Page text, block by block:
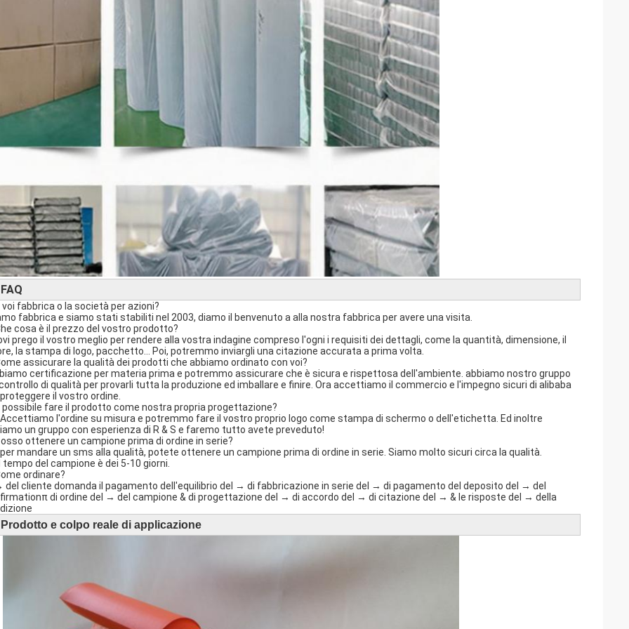
FAQ
voi fabbrica o la società per azioni?
fabbrica e siamo stati stabiliti nel 2003, diamo il benvenuto a alla nostra fabbrica per avere una visita.
cosa è il prezzo del vostro prodotto?
prego il vostro meglio per rendere alla vostra indagine compreso l'ogni i requisiti dei dettagli, come la quantità, dimensione, il
la stampa di logo, pacchetto… Poi, potremmo inviargli una citazione accurata a prima volta.
assicurare la qualità dei prodotti che abbiamo ordinato con voi?
certificazione per materia prima e potremmo assicurare che è sicura e rispettosa dell'ambiente. abbiamo nostro gruppo
di qualità per provarli tutta la produzione ed imballare e finire. Ora accettiamo il commercio e l'impegno sicuri di alibaba
il vostro ordine.
possibile fare il prodotto come nostra propria progettazione?
Accettiamo l'ordine su misura e potremmo fare il vostro proprio logo come stampa di schermo o dell'etichetta. Ed inoltre
un gruppo con esperienza di R & S e faremo tutto avete preveduto!
ottenere un campione prima di ordine in serie?
per mandare un sms alla qualità, potete ottenere un campione prima di ordine in serie. Siamo molto sicuri circa la qualità.
tempo del campione è dei 5-10 giorni.
ordinare?
del cliente domanda il pagamento dell'equilibrio del → di fabbricazione in serie del → di pagamento del deposito del → del
di ordine del → del campione & di progettazione del → di accordo del → di citazione del → & le risposte del → della
Prodotto e colpo reale di applicazione